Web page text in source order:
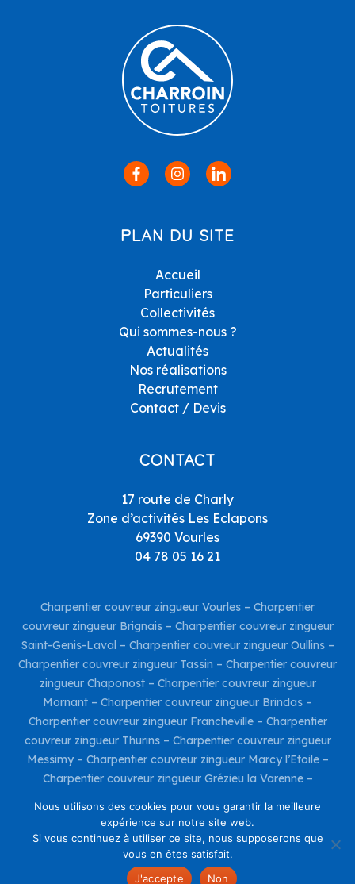
PLAN DU SITE
Accueil
Particuliers
Collectivités
Qui sommes-nous ?
Actualités
Nos réalisations
Recrutement
Contact / Devis
CONTACT
17 route de Charly
Zone d’activités Les Eclapons
69390 Vourles
04 78 05 16 21
Charpentier couvreur zingueur Vourles – Charpentier
couvreur zingueur Brignais– Charpentier couvreur zingueur
Saint-Genis-Laval – Charpentier couvreur zingueur Oullins–
Charpentier couvreur zingueur Tassin – Charpentier couvreur
zingueur Chaponost– Charpentier couvreur zingueur
Mornant – Charpentier couvreur zingueur Brindas –
Charpentier couvreur zingueur Francheville– Charpentier
couvreur zingueur Thurins– Charpentier couvreur zingueur
Messimy– Charpentier couvreur zingueur Marcy l’Etoile–
Charpentier couvreur zingueur Grézieu la Varenne–
couvreur zingueur Charly
–
Charpentier couvreur zingueur
Irigny–
Mentions Légales
Site réalisé par KR Project
Nous utilisons des cookies pour vous garantir la meilleure
expérience sur notre site web.
Si vous continuez à utiliser ce site, nous supposerons que
vous en êtes satisfait.
J'accepte
Non